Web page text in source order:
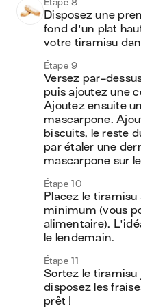
Étape 8
Disposez une
fond d'un plat
votre tiramisu
Étape 9
Versez par-
puis ajoutez une
Ajoutez ensuite
mascarpone.
biscuits, le reste
par étaler une
mascarpone sur
Étape 10
Placez le
minimum (vous
alimentaire).
le lendemain.
Étape 11
Sortez le tiramisu
disposez les
prêt !